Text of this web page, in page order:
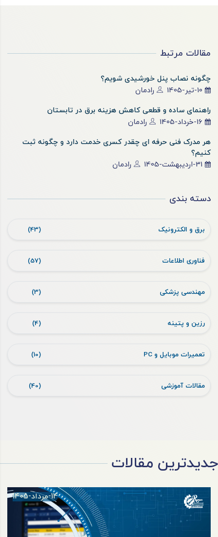
مقالات مرتبط
چگونه نصاب پنل خورشیدی شویم؟
10-تیر-1405
رادمان
راهنمای ساده و قطعی کاهش هزینه برق در تابستان
16-خرداد-1405
رادمان
هر مدرک فنی حرفه ای چقدر کسری خدمت دارد و چگونه ثبت
کنیم؟
31-اردیبهشت-1405
رادمان
دسته بندی
برق و الکترونیک (43)
فناوری اطلاعات (57)
مهندسی پزشکی (3)
رزین و پتینه (4)
تعمیرات موبایل و PC (10)
مقالات آموزشی (40)
جدیدترین مقالات
14-مرداد-1405